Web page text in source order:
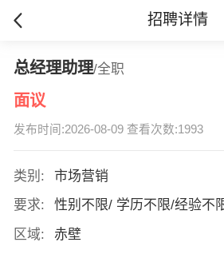
招聘详情
总经理助理/全职
面议
发布时间:2026-08-09 查看次数:1993
类别:
市场营销
要求:
性别不限/ 学历不限/经验不
区域:
赤壁